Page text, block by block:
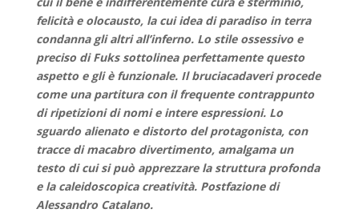
felicità e olocausto, la cui idea di paradiso in terra
condanna gli altri all’inferno. Lo stile ossessivo e
preciso di Fuks sottolinea perfettamente questo
aspetto e gli è funzionale. Il bruciacadaveri procede
come una partitura con il frequente contrappunto
di ripetizioni di nomi e intere espressioni. Lo
sguardo alienato e distorto del protagonista, con
tracce di macabro divertimento, amalgama un
testo di cui si può apprezzare la struttura profonda
e la caleidoscopica creatività. Postfazione di
Alessandro Catalano.